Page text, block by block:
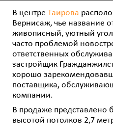
В центре Таирова
Вернисаж, чье название
живописный, уютный
часто проблемой
ответственных
застройщик
хорошо
поставщика,
компании.
В продаже представлено
высотой потолков 2,7